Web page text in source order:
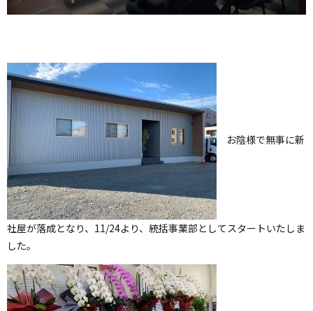
お陰様で無事に新
社屋が落成となり、11/24より、統括事業部としてスタートいたしま
した。